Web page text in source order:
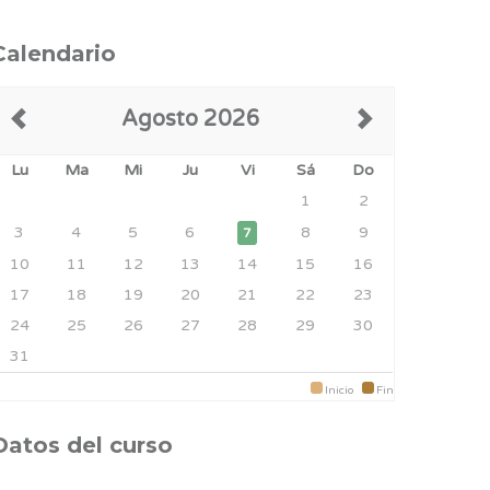
Agosto 2026
Lu Ma Mi Ju Vi Sá
Do
1
2
3
4 5 6 7 8
9
10
11 12 13 14 15
16
17
18 19 20 21 22
23
24
25 26 27 28 29
30
31
Inicio Fin
del curso